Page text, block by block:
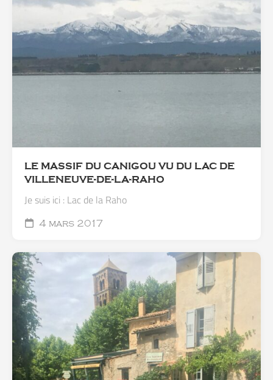
LE MASSIF DU CANIGOU VU DU LAC DE
VILLENEUVE-DE-LA-RAHO
Je suis ici : Lac de la Raho
4 mars 2017